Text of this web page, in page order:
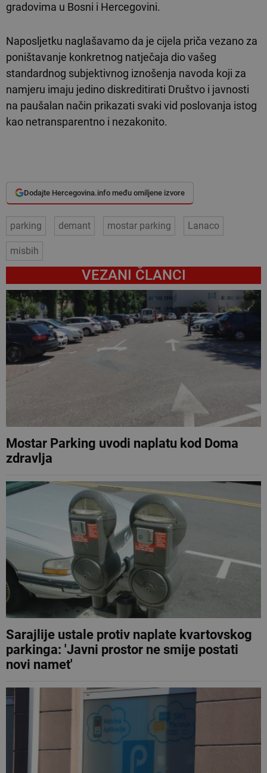
gradovima u Bosni i Hercegovini.
Naposljetku naglašavamo da je cijela priča vezano za
poništavanje konkretnog natječaja dio vašeg
standardnog subjektivnog iznošenja navoda koji za
namjeru imaju jedino diskreditirati Društvo i javnosti
na paušalan način prikazati svaki vid poslovanja istog
kao netransparentno i nezakonito.
Dodajte Hercegovina.info među omiljene izvore
parking demant mostar parking Lanaco
misbih
VEZANI ČLANCI
Mostar Parking uvodi naplatu kod Doma
zdravlja
Sarajlije ustale protiv naplate kvartovskog
parkinga: 'Javni prostor ne smije postati
novi namet'